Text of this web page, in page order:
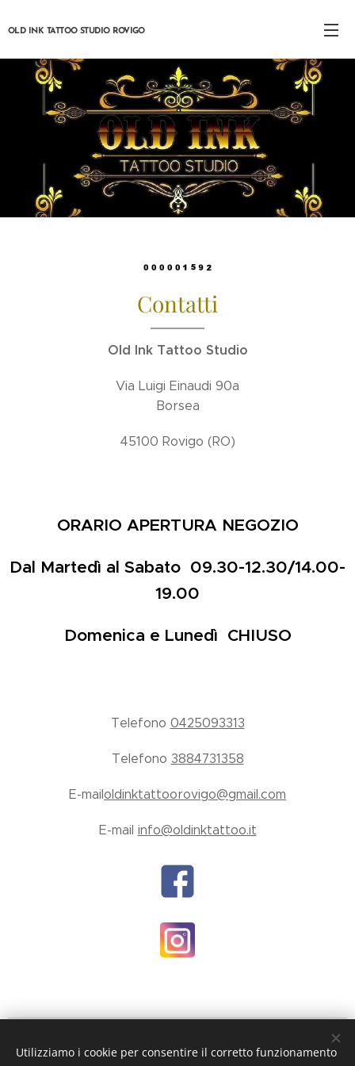
OLD INK TATTOO STUDIO ROVIGO
Contatti
Old Ink Tattoo Studio
Via Luigi Einaudi 90a
Borsea
45100 Rovigo (RO)
ORARIO APERTURA NEGOZIO
Dal Martedì al Sabato 09.30-12.30/14.00-
19.00
Domenica e Lunedì CHIUSO
Telefono 0425093313
Telefono 3884731358
E-mailoldinktattoorovigo@gmail.com
E-mail info@oldinktattoo.it
Copyright © 2018 - Tutti
i diritti riservati - Old Ink Tattoo Rovigo Srls Tel. 0425 093313
Utilizziamo i cookie per consentire il corretto funzionamento